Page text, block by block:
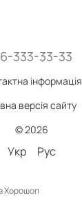
333-33-33
інформація
версія сайту
© 2026
Укр Рус
Хорошоп